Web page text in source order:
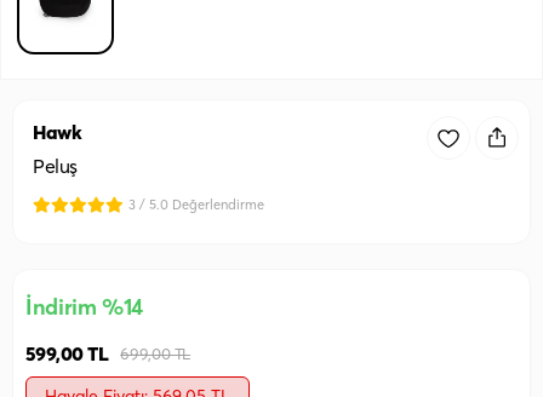
Hawk
Peluş
3 / 5.0 Değerlendirme
İndirim %14
599,00 TL 699,00 TL